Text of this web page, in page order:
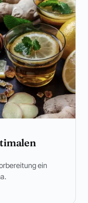
ein